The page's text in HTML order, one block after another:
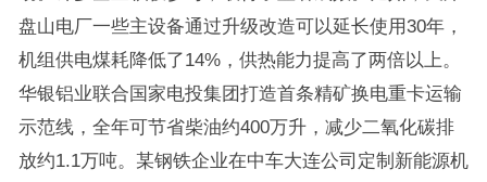
盘山电厂一些主设备通过升级改造可以延长使用30年，
机组供电煤耗降低了14%，供热能力提高了两倍以上。
华银铝业联合国家电投集团打造首条精矿换电重卡运输
示范线，全年可节省柴油约400万升，减少二氧化碳排
放约1.1万吨。某钢铁企业在中车大连公司定制新能源机